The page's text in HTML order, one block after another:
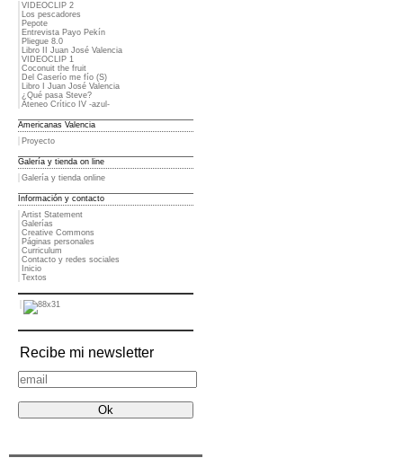
VIDEOCLIP 2
Los pescadores
Pepote
Entrevista Payo Pekín
Pliegue 8.0
Libro II Juan José Valencia
VIDEOCLIP 1
Coconuit the fruit
Del Caserío me fío (S)
Libro I Juan José Valencia
¿Qué pasa Steve?
Ateneo Crítico IV -azul-
Americanas Valencia
Proyecto
Galería y tienda on line
Galería y tienda online
Información y contacto
Artist Statement
Galerías
Creative Commons
Páginas personales
Curriculum
Contacto y redes sociales
Inicio
Textos
Recibe mi newsletter